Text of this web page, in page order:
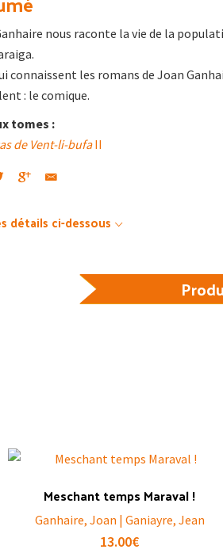
nous raconte la vie de la
connaissent les romans de Joan
: le comique.
tomes :
de Vent-li-bufaII
détails ci-dessous
Meschant temps Maraval !
Ganhaire, Joan | Ganiayre, Jean
13.00€